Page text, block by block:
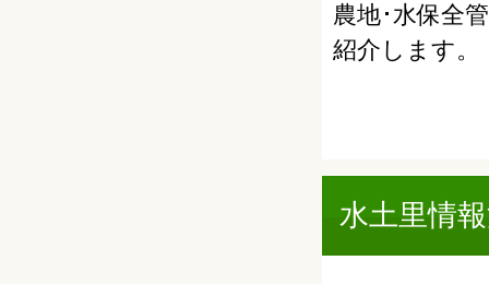
農地･水保全
紹介します。
水土里情